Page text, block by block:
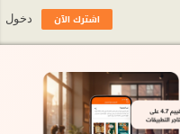
اشترك الآن دخول